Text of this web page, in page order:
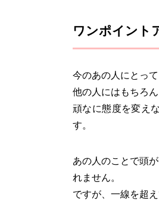
ワンポイント
今のあの人にとっ
他の人にはもちろ
頑なに態度を変え
す。
あの人のことで頭
れません。
ですが、一線を超